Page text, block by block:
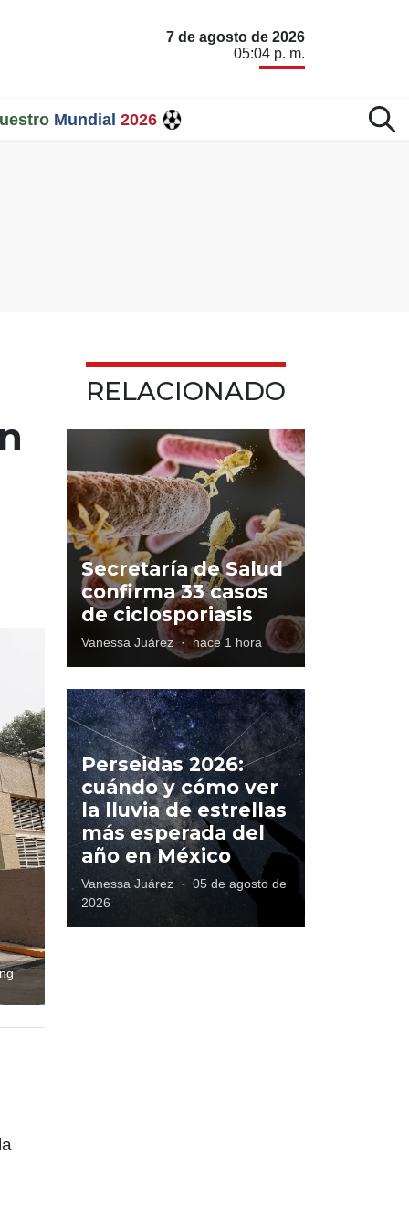
7 de agosto de 2026
05:04 p. m.
Mundial 2026
RELACIONADO
Secretaría de Salud
confirma 33 casos
de ciclosporiasis
Vanessa Juárez · hace 1 hora
Perseidas 2026:
cuándo y cómo ver
la lluvia de estrellas
más esperada del
año en México
Vanessa Juárez ·
05 de agosto de
2026